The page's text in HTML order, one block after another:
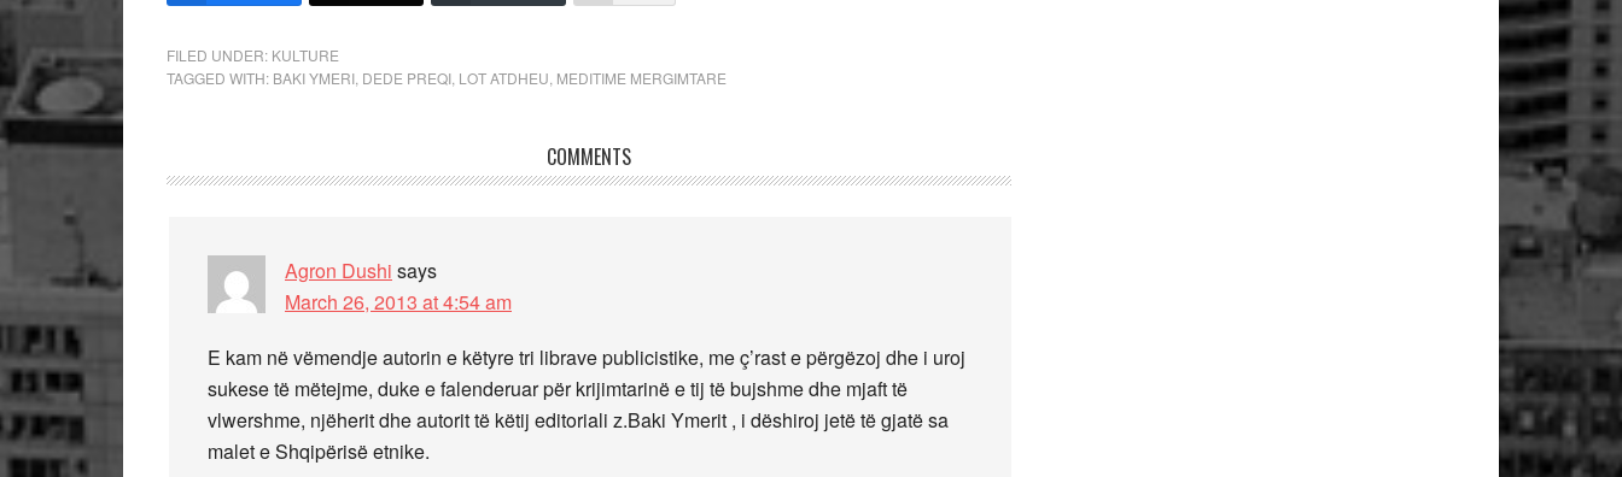
FILED UNDER: KULTURE
TAGGED WITH: BAKI YMERI DEDE PREQI LOT ATDHEU MEDITIME MERGIMTARE
COMMENTS
Agron Dushi says
March 26, 2013 at 4:54 am
E kam në vëmendje autorin e këtyre tri librave publicistike, me ç’rast e përgëzoj dhe i uroj
sukese të mëtejme, duke e falenderuar për krijimtarinë e tij të bujshme dhe mjaft të
vlwershme, njëherit dhe autorit të këtij editoriali z.Baki Ymerit , i dëshiroj jetë të gjatë sa
malet e Shqipërisë etnike.